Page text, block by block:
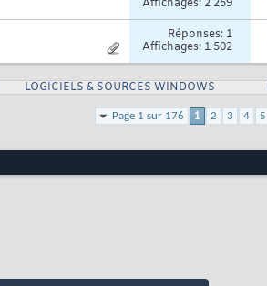
Affichages: 2 259
Réponses: 1
Affichages: 1 502
LOGICIELS & SOURCES WINDOWS
Page 1 sur 176 1 2 3 4 5